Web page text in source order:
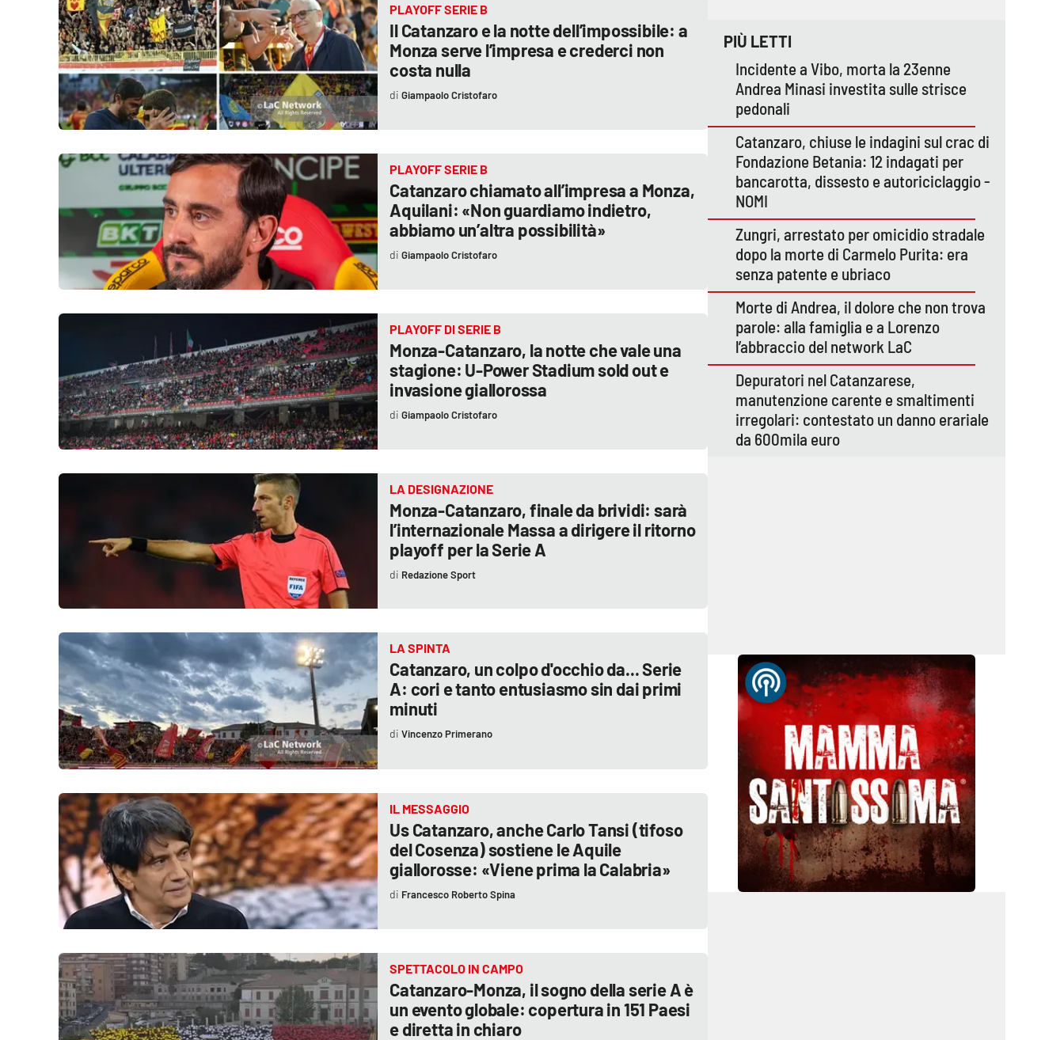
Rubriche
Good Morning Vietnam
Parchi Marini Calabria
Leggendo Alvaro insieme
Imprese Di Calabria
Venti di comunicazione
Streaming
Buona Sanità Calabria
Calabriavisione
Destinazioni
PLAYOFF SERIE B
Il Catanzaro e la notte dell’impossibile: a
Monza serve l’impresa e crederci non
costa nulla
Giampaolo Cristofaro
PLAYOFF SERIE B
Catanzaro chiamato all’impresa a Monza,
Aquilani: «Non guardiamo indietro,
abbiamo un’altra possibilità»
Giampaolo Cristofaro
PLAYOFF DI SERIE B
Monza-Catanzaro, la notte che vale una
stagione: U-Power Stadium sold out e
invasione giallorossa
Giampaolo Cristofaro
LA DESIGNAZIONE
Monza-Catanzaro, finale da brividi: sarà
l’internazionale Massa a dirigere il ritorno
playoff per la Serie A
Redazione Sport
LA SPINTA
Catanzaro, un colpo d'occhio da... Serie
A: cori e tanto entusiasmo sin dai primi
minuti
Vincenzo Primerano
IL MESSAGGIO
Us Catanzaro, anche Carlo Tansi (tifoso
del Cosenza) sostiene le Aquile
giallorosse: «Viene prima la Calabria»
Francesco Roberto Spina
SPETTACOLO IN CAMPO
Catanzaro-Monza, il sogno della serie A è
un evento globale: copertura in 151 Paesi
e diretta in chiaro
PIÙ LETTI
Incidente a Vibo, morta la 23enne
Andrea Minasi investita sulle strisce
pedonali
Catanzaro, chiuse le indagini sul crac di
Fondazione Betania: 12 indagati per
bancarotta, dissesto e autoriciclaggio -
NOMI
Zungri, arrestato per omicidio stradale
dopo la morte di Carmelo Purita: era
senza patente e ubriaco
Morte di Andrea, il dolore che non trova
parole: alla famiglia e a Lorenzo
l’abbraccio del network LaC
Depuratori nel Catanzarese,
manutenzione carente e smaltimenti
irregolari: contestato un danno erariale
da 600mila euro